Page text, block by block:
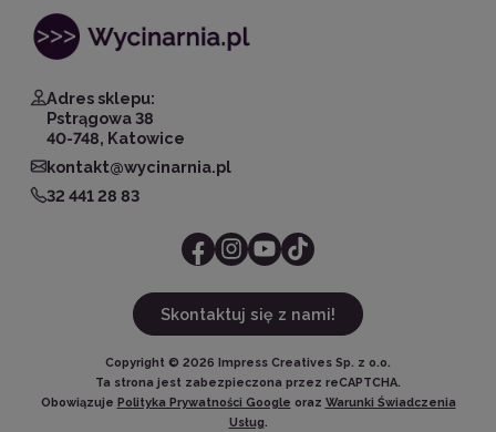
Adres sklepu:
Pstrągowa 38
40-748, Katowice
kontakt@wycinarnia.pl
32 441 28 83
Skontaktuj się z nami!
Copyright © 2026 Impress Creatives Sp. z o.o.
Ta strona jest zabezpieczona przez reCAPTCHA.
Obowiązuje Polityka Prywatności Google oraz Warunki Świadczenia
Usług.